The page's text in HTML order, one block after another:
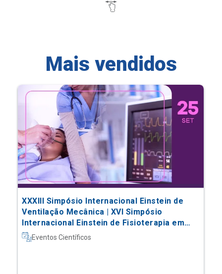
Mais vendidos
XXXIII Simpósio Internacional Einstein de
Ventilação Mecânica | XVI Simpósio
Internacional Einstein de Fisioterapia em
Terapia Intensiva
Eventos Científicos